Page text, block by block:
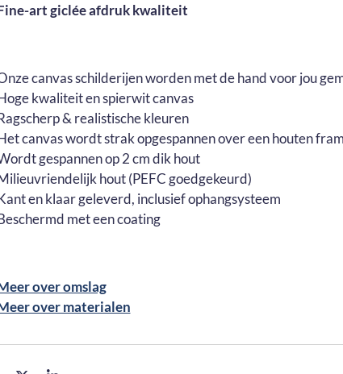
art giclée afdruk kwaliteit
canvas schilderijen worden met de hand voor jou
kwaliteit en spierwit canvas
& realistische kleuren
canvas wordt strak opgespannen over een houten
gespannen op 2 cm dik hout
hout (PEFC goedgekeurd)
en klaar geleverd, inclusief ophangsysteem
met een coating
over omslag
over materialen